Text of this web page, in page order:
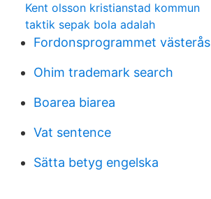
Kent olsson kristianstad kommun
taktik sepak bola adalah
Fordonsprogrammet västerås
Ohim trademark search
Boarea biarea
Vat sentence
Sätta betyg engelska